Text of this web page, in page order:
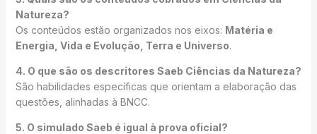
Natureza?
Os conteúdos estão organizados nos eixos: Matéria e
Energia, Vida e Evolução, Terra e Universo.
4. O que são os descritores Saeb Ciências da Natureza?
São habilidades específicas que orientam a elaboração das
questões, alinhadas à BNCC.
5. O simulado Saeb é igual à prova oficial?